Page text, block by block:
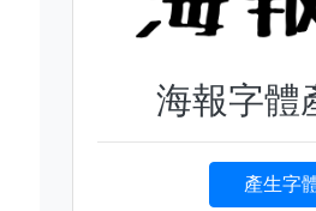
海報字體
產生字